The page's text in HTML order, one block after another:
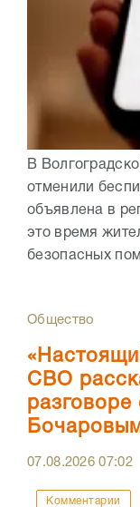
В
отменили
объявлена в
это время
безопасных
Общество
СВО
разговоре
07.08.202607:02
Комментарии